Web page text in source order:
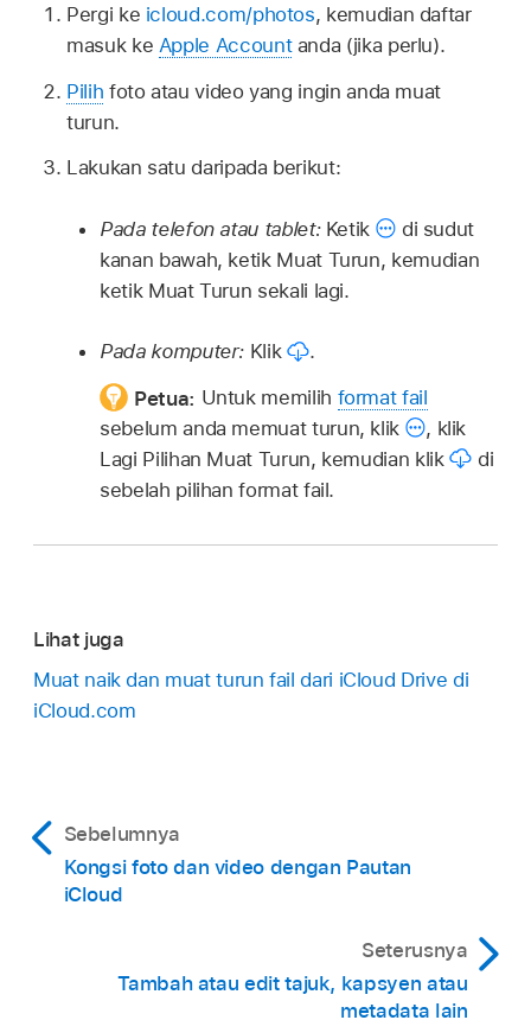
Pergi ke icloud.com/photos, kemudian daftar
masuk ke Apple Accountanda (jika perlu).
Pilih foto atau video yang ingin anda muat
turun.
Lakukan satu daripada berikut:
Pada telefon atau tablet:Ketik
di sudut
kanan bawah, ketik Muat Turun, kemudian
ketik Muat Turun sekali lagi.
Pada komputer: Klik
.
Petua: Untuk memilih format fail
sebelum anda memuat turun, klik
, klik
Lagi Pilihan Muat Turun, kemudian klik
di
sebelah pilihan format fail.
Lihat juga
Muat naik dan muat turun fail dari iCloud Drive di
iCloud.com
Sebelumnya
Kongsi foto dan video dengan Pautan
iCloud
Seterusnya
Tambah atau edit tajuk, kapsyen atau
metadata lain